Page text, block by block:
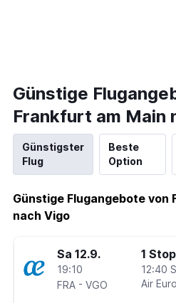
Günstige
Frankfurt am Main
Günstigster
Flug
Beste
Option
Günstige Flugangebote von
nach Vigo
Sa 12.9.
19:10
FRA - VGO
1
12:40
Air